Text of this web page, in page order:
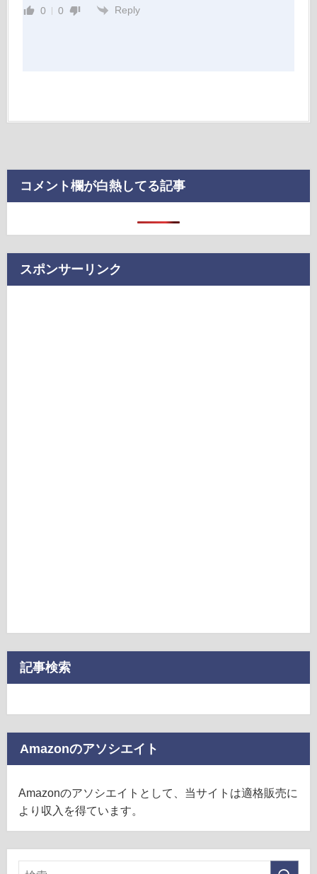
0 0 Reply
コメント欄が白熱してる記事
スポンサーリンク
記事検索
Amazonのアソシエイト
Amazonのアソシエイトとして、当サイトは適格販売に
より収入を得ています。